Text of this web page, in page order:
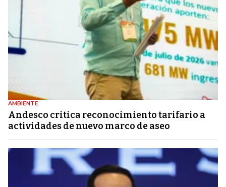
AMBIENTE
Andesco critica reconocimiento tarifario a
actividades de nuevo marco de aseo